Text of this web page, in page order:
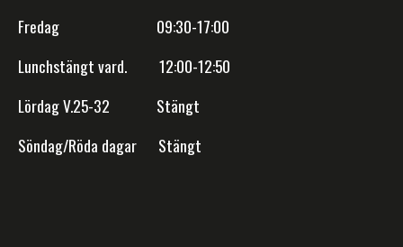
Fredag 09:30-17:00
Lunchstängt vard. 12:00-12:50
Lördag V.25-32 Stängt
Söndag/Röda dagar Stängt